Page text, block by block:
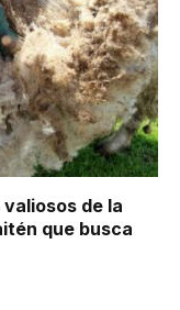
de la
que busca